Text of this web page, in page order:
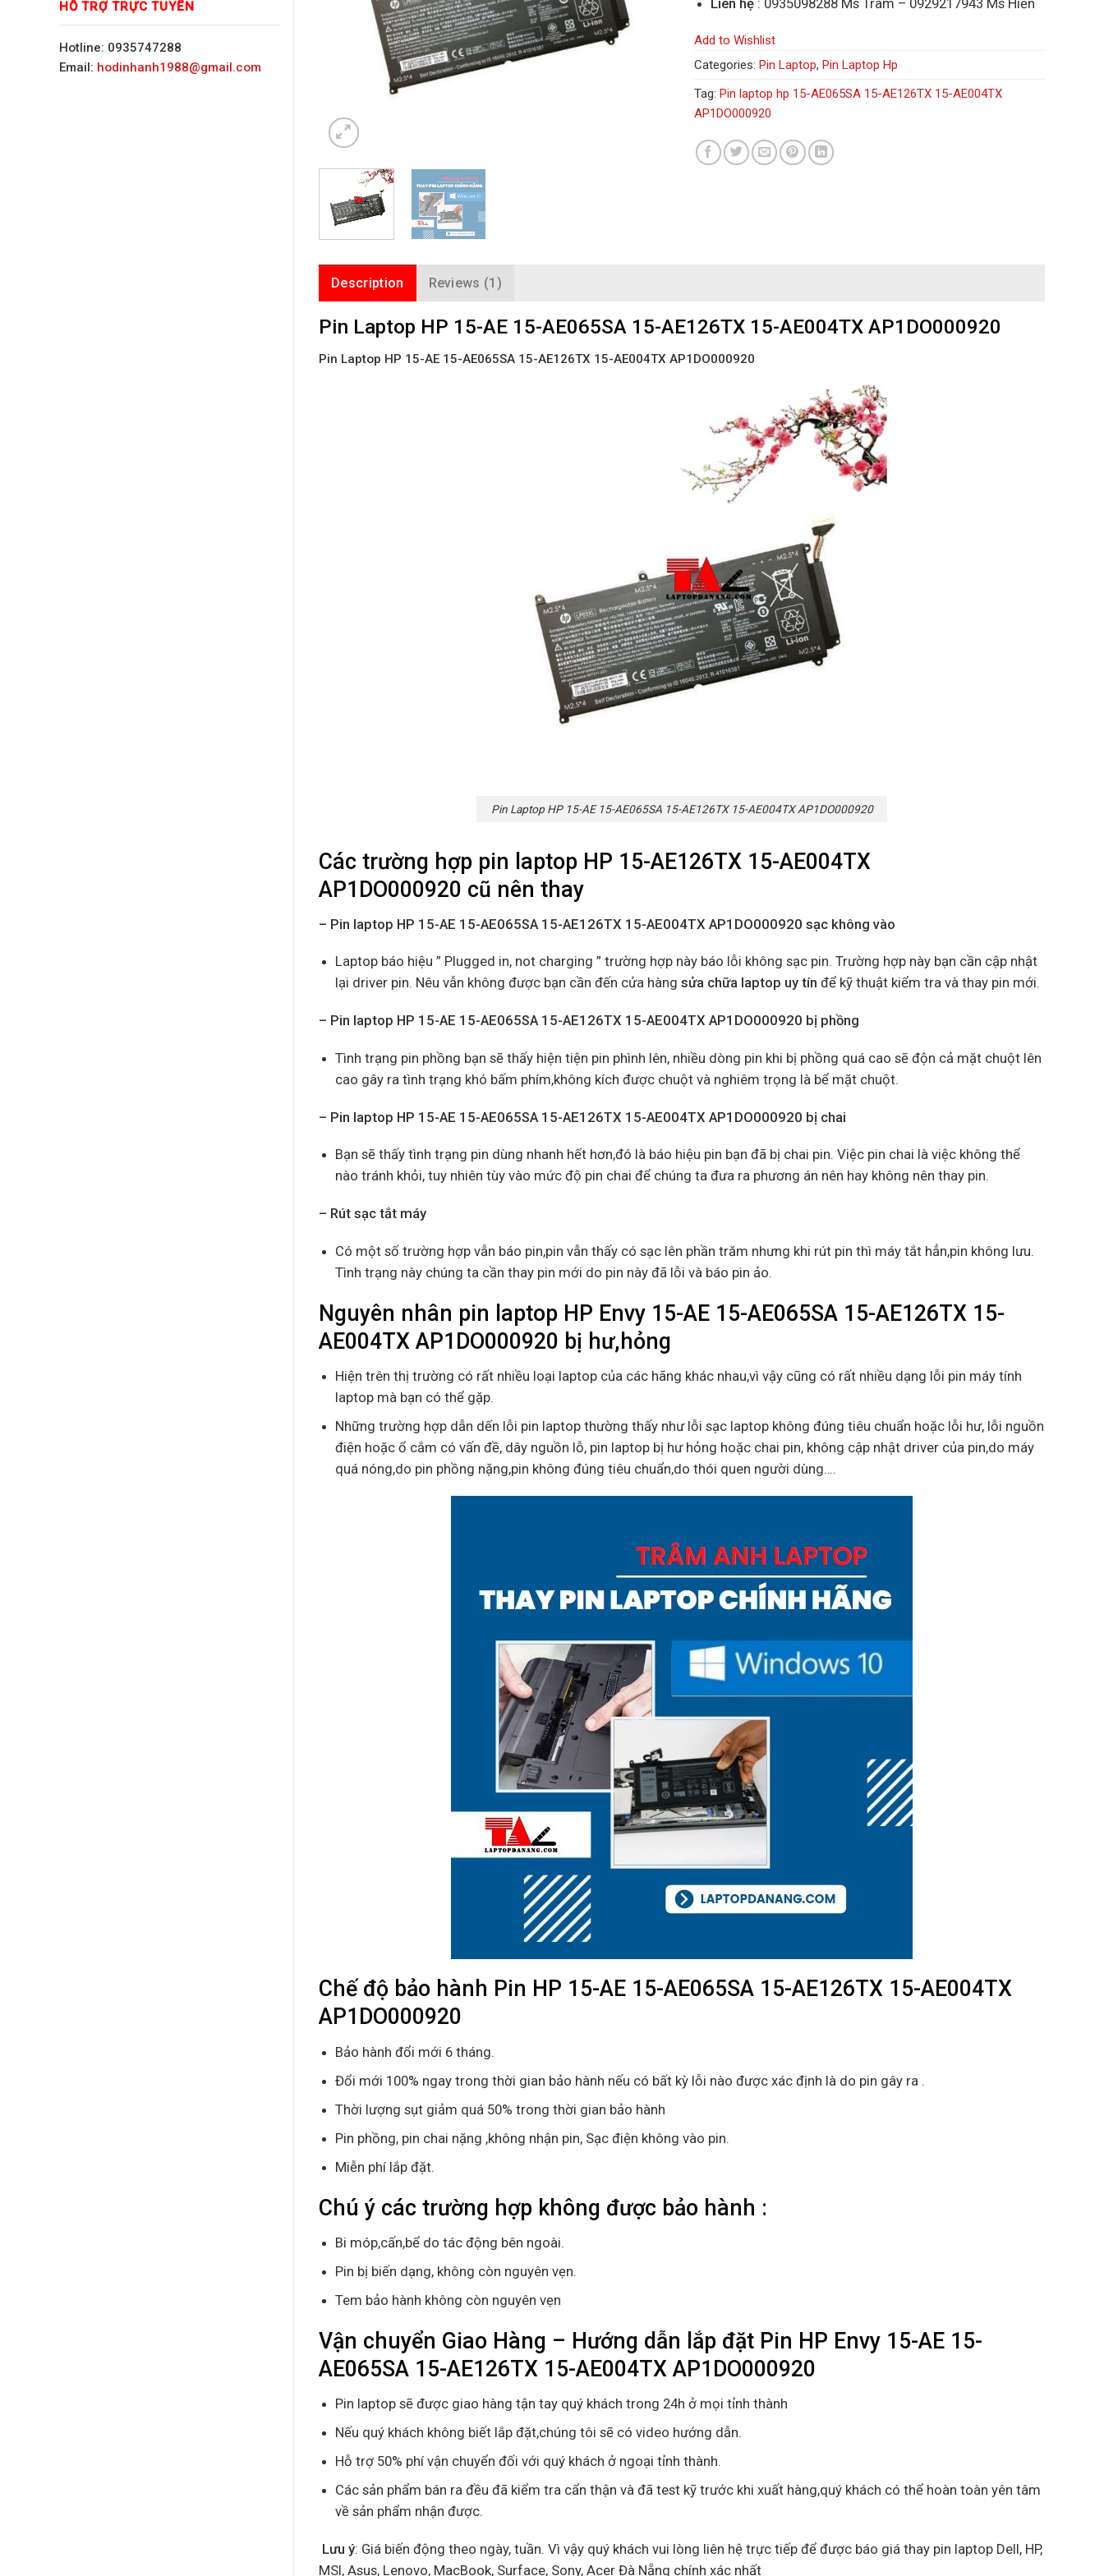
HỖ TRỢ TRỰC TUYẾN
Hotline: 0935747288
Email: hodinhanh1988@gmail.com
Liên hệ: 0935098288 Ms Trâm – 0929217943 Ms Hiền
Add to Wishlist
Categories: Pin Laptop, Pin Laptop Hp
Tag: Pin laptop hp 15-AE065SA 15-AE126TX 15-AE004TX
AP1DO000920
Description Reviews (1)
Pin Laptop HP 15-AE 15-AE065SA 15-AE126TX 15-AE004TX AP1DO000920
Pin Laptop HP 15-AE 15-AE065SA 15-AE126TX 15-AE004TX AP1DO000920
Pin Laptop HP 15-AE 15-AE065SA 15-AE126TX 15-AE004TX AP1DO000920
Các trường hợp pin laptop HP 15-AE126TX 15-AE004TX
AP1DO000920 cũ nên thay
– Pin laptop HP 15-AE 15-AE065SA 15-AE126TX 15-AE004TX AP1DO000920 sạc không vào
Laptop báo hiệu ” Plugged in, not charging ” trường hợp này báo lỗi không sạc pin. Trường hợp này bạn cần cập nhật
lại driver pin. Nêu vẫn không được bạn cần đến cửa hàng sửa chữa laptop uy tín để kỹ thuật kiểm tra và thay pin mới.
– Pin laptop HP 15-AE 15-AE065SA 15-AE126TX 15-AE004TX AP1DO000920 bị phồng
Tình trạng pin phồng bạn sẽ thấy hiện tiện pin phình lên, nhiều dòng pin khi bị phồng quá cao sẽ độn cả mặt chuột lên
cao gây ra tình trạng khó bấm phím,không kích được chuột và nghiêm trọng là bể mặt chuột.
– Pin laptop HP 15-AE 15-AE065SA 15-AE126TX 15-AE004TX AP1DO000920 bị chai
Bạn sẽ thấy tình trạng pin dùng nhanh hết hơn,đó là báo hiệu pin bạn đã bị chai pin. Việc pin chai là việc không thể
nào tránh khỏi, tuy nhiên tùy vào mức độ pin chai để chúng ta đưa ra phương án nên hay không nên thay pin.
– Rút sạc tắt máy
Có một số trường hợp vẫn báo pin,pin vẫn thấy có sạc lên phần trăm nhưng khi rút pin thì máy tắt hẳn,pin không lưu.
Tình trạng này chúng ta cần thay pin mới do pin này đã lỗi và báo pin ảo.
Nguyên nhân pin laptop HP Envy 15-AE 15-AE065SA 15-AE126TX 15-
AE004TX AP1DO000920 bị hư,hỏng
Hiện trên thị trường có rất nhiều loại laptop của các hãng khác nhau,vì vậy cũng có rất nhiều dạng lỗi pin máy tính
laptop mà bạn có thể gặp.
Những trường hợp dẫn dến lỗi pin laptop thường thấy như lỗi sạc laptop không đúng tiêu chuẩn hoặc lỗi hư, lỗi nguồn
điện hoặc ổ cắm có vấn đề, dây nguồn lỗ, pin laptop bị hư hỏng hoặc chai pin, không cập nhật driver của pin,do máy
quá nóng,do pin phồng nặng,pin không đúng tiêu chuẩn,do thói quen người dùng….
Chế độ bảo hành Pin HP 15-AE 15-AE065SA 15-AE126TX 15-AE004TX
AP1DO000920
Bảo hành đổi mới 6 tháng.
Đổi mới 100% ngay trong thời gian bảo hành nếu có bất kỳ lỗi nào được xác định là do pin gây ra .
Thời lượng sụt giảm quá 50% trong thời gian bảo hành
Pin phồng, pin chai nặng ,không nhận pin, Sạc điện không vào pin.
Miễn phí lắp đặt.
Chú ý các trường hợp không được bảo hành :
Bi móp,cấn,bể do tác động bên ngoài.
Pin bị biến dạng, không còn nguyên vẹn.
Tem bảo hành không còn nguyên vẹn
Vận chuyển Giao Hàng – Hướng dẫn lắp đặt Pin HP Envy 15-AE 15-
AE065SA 15-AE126TX 15-AE004TX AP1DO000920
Pin laptop sẽ được giao hàng tận tay quý khách trong 24h ở mọi tỉnh thành
Nếu quý khách không biết lắp đặt,chúng tôi sẽ có video hướng dẫn.
Hỗ trợ 50% phí vận chuyển đối với quý khách ở ngoại tỉnh thành.
Các sản phẩm bán ra đều đã kiểm tra cẩn thận và đã test kỹ trước khi xuất hàng,quý khách có thể hoàn toàn yên tâm
về sản phẩm nhận được.
Lưu ý: Giá biến động theo ngày, tuần. Vì vậy quý khách vui lòng liên hệ trực tiếp để được báo giá thay pin laptop Dell, HP,
MSI, Asus, Lenovo, MacBook, Surface, Sony, Acer Đà Nẵng chính xác nhất